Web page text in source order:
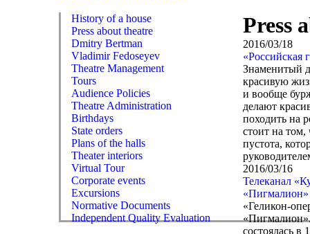
History of a house
Press about theatre
Dmitry Bertman
Vladimir Fedoseyev
Theatre Management
Tours
Audience Policies
Theatre Administration
Birthdays
State orders
Plans of the halls
Theater interiors
Virtual Tour
Corporate events
Excursions
Normative Documents
Independent Quality Evaluation
Press
2016/03/18
«Российская
Знаменитый
красивую
и вообще
делают
походить на
стоит на том,
пустота,
2016/03/16
Телеканал
«Пигмалион»
«Геликон-
состоялась в